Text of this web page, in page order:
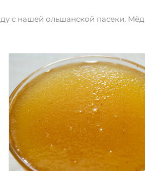
с нашей ольшанской пасеки. Мёд